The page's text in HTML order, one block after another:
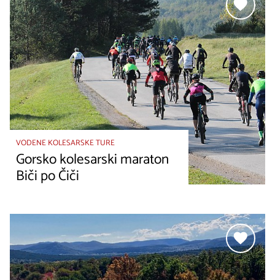
VODENE KOLESARSKE TURE
Gorsko kolesarski maraton
Biči po Čiči